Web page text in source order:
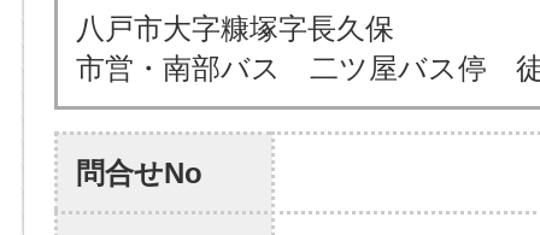
八戸市大字糠塚字長久保
市営・南部バス 二ツ屋バス停
問合せNo